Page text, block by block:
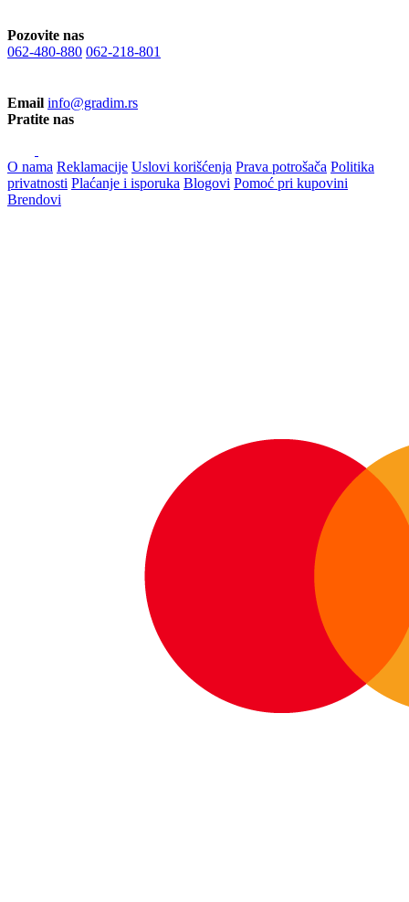
Pozovite nas
062-480-880 062-218-801
Email info@gradim.rs
Pratite nas
O nama Reklamacije Uslovi korišćenja Prava potrošača Politika
privatnosti Plaćanje i isporuka Blogovi Pomoć pri kupovini
Brendovi